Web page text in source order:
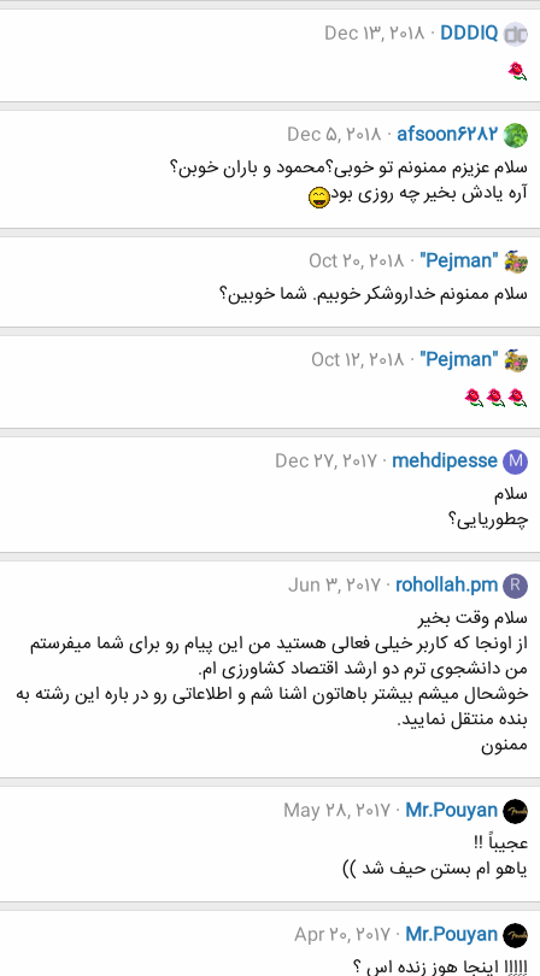
DDDIQ
Dec 13, 2018
afsoon6282
Dec 5, 2018
سلام عزیزم ممنونم تو خوبی؟محمود و باران خوبن؟
آره یادش بخیر چه روزی بود
"Pejman"
Oct 20, 2018
سلام ممنونم خداروشکر خوبیم. شما خوبین؟
"Pejman"
Oct 12, 2018
M
mehdipesse
Dec 27, 2017
سلام
چطوریایی؟
R
rohollah.pm
Jun 3, 2017
سلام وقت بخیر
از اونجا که کاربر خیلی فعالی هستید من این پیام رو برای شما میفرستم
من دانشجوی ترم دو ارشد اقتصاد کشاورزی ام.
خوشحال میشم بیشتر باهاتون اشنا شم و اطلاعاتی رو در باره این رشته به
بنده منتقل نمایید.
ممنون
Mr.Pouyan
May 28, 2017
عجیباً !!
یاهو ام بستن حیف شد ))
Mr.Pouyan
Apr 20, 2017
اِاِاِاِا اینجا هوز زنده اس ؟